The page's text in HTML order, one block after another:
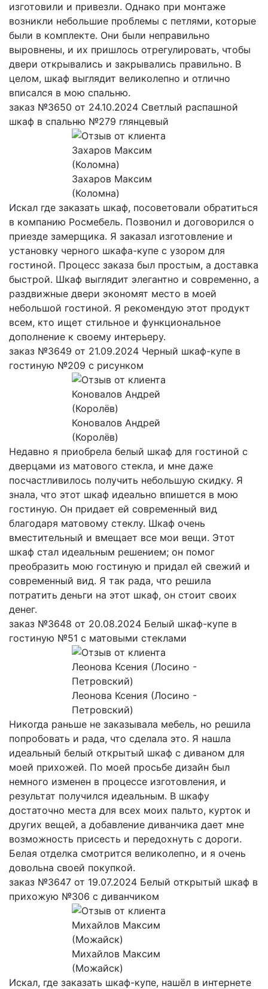
изготовили и привезли. Однако при монтаже
возникли небольшие проблемы с петлями, которые
были в комплекте. Они были неправильно
выровнены, и их пришлось отрегулировать, чтобы
двери открывались и закрывались правильно. В
целом, шкаф выглядит великолепно и отлично
вписался в мою спальню.
заказ №3650 от 24.10.2024 Светлый распашной
шкаф в спальню №279 глянцевый
Захаров Максим
(Коломна)
Искал где заказать шкаф, посоветовали обратиться
в компанию Росмебель. Позвонил и договорился о
приезде замерщика. Я заказал изготовление и
установку черного шкафа-купе с узором для
гостиной. Процесс заказа был простым, а доставка
быстрой. Шкаф выглядит элегантно и современно, а
раздвижные двери экономят место в моей
небольшой гостиной. Я рекомендую этот продукт
всем, кто ищет стильное и функциональное
дополнение к своему интерьеру.
заказ №3649 от 21.09.2024 Черный шкаф-купе в
гостиную №209 с рисунком
Коновалов Андрей
(Королёв)
Недавно я приобрела белый шкаф для гостиной с
дверцами из матового стекла, и мне даже
посчастливилось получить небольшую скидку. Я
знала, что этот шкаф идеально впишется в мою
гостиную. Он придает ей современный вид
благодаря матовому стеклу. Шкаф очень
вместительный и вмещает все мои вещи. Этот
шкаф стал идеальным решением; он помог
преобразить мою гостиную и придал ей свежий и
современный вид. Я так рада, что решила
потратить деньги на этот шкаф, он стоит своих
денег.
заказ №3648 от 20.08.2024 Белый шкаф-купе в
гостиную №51 с матовыми стеклами
Леонова Ксения (Лосино -
Петровский)
Никогда раньше не заказывала мебель, но решила
попробовать и рада, что сделала это. Я нашла
идеальный белый открытый шкаф с диваном для
моей прихожей. По моей просьбе дизайн был
немного изменен в процессе изготовления, и
результат получился идеальным. В шкафу
достаточно места для всех моих пальто, курток и
других вещей, а добавление диванчика дает мне
возможность присесть и передохнуть с дороги.
Белая отделка смотрится великолепно, и я очень
довольна своей покупкой.
заказ №3647 от 19.07.2024 Белый открытый шкаф в
прихожую №306 с диванчиком
Михайлов Максим
(Можайск)
Искал, где заказать шкаф-купе, нашёл в интернете